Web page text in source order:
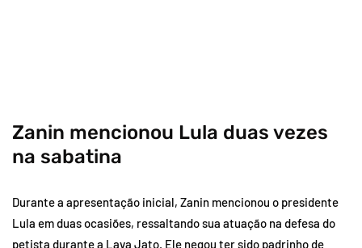
Zanin mencionou Lula duas vezes
na sabatina
Durante a apresentação inicial, Zanin mencionou o presidente
Lula em duas ocasiões, ressaltando sua atuação na defesa do
petista durante a Lava Jato. Ele negou ter sido padrinho de